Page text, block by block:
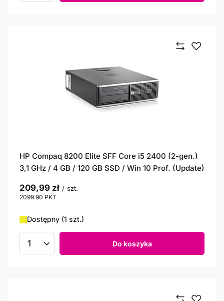
HP Compaq 8200 Elite SFF Core i5 2400 (2-gen.)
3,1 GHz / 4 GB / 120 GB SSD / Win 10 Prof. (Update)
209,99 zł / szt.
2099.90 PKT
Dostępny (1 szt.)
Ilość produktów Do koszyka